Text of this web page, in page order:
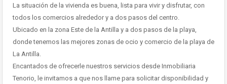
La situación de la vivienda es buena, lista para vivir y disfrutar, con
todos los comercios alrededor y a dos pasos del centro.
Ubicado en la zona Este de la Antilla y a dos pasos de la playa,
donde tenemos las mejores zonas de ocio y comercio de la playa de
La Antilla.
Encantados de ofrecerle nuestros servicios desde Inmobiliaria
Tenorio, le invitamos a que nos llame para solicitar disponibilidad y